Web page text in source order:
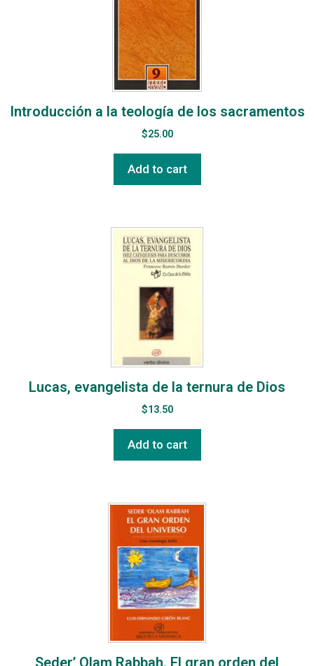
Introducción a la teología de los sacramentos
$25.00
Add to cart
Lucas, evangelista de la ternura de Dios
$13.50
Add to cart
Seder’ Olam Rabbah. El gran orden del